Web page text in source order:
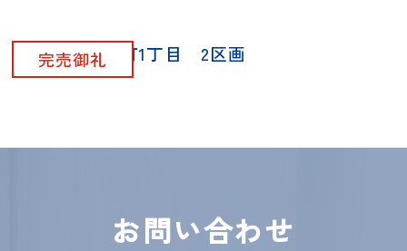
下関市王司本町1丁目 2区画
完売御礼
お問い合わせ